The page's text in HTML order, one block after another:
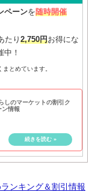
ペーンを随時開催
たり 2,750円お得にな
中！
とめています。
しのマーケットの割引ク
ン情報
ンキング＆割引情報